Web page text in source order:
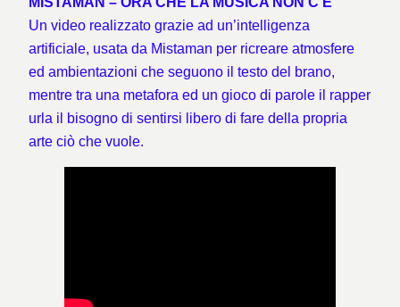
Un video realizzato grazie ad un’intelligenza
artificiale, usata da Mistaman per ricreare atmosfere
ed ambientazioni che seguono il testo del brano,
mentre tra una metafora ed un gioco di parole il rapper
urla il bisogno di sentirsi libero di fare della propria
arte ciò che vuole.